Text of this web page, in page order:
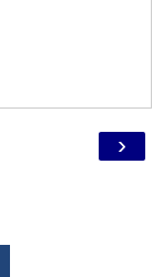
›